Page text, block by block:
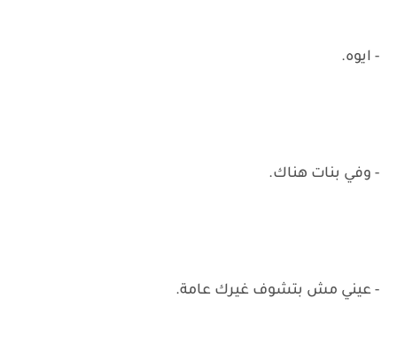
- ايوه.
- وفي بنات هناك.
- عيني مش بتشوف غيرك عامة.